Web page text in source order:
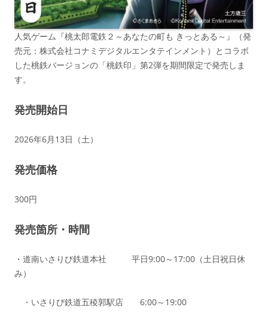
人気ゲーム『桃太郎電鉄２～あなたの町も きっとある～』（発
売元：株式会社コナミデジタルエンタテインメント）とコラボ
した桃鉄バージョンの「桃鉄印」第2弾を期間限定で発売しま
す。
発売開始日
2026年6月13日（土）
発売価格
300円
発売箇所・時間
・道南いさりび鉄道本社 平日9:00～17:00（土日祝日休
み）
・いさりび鉄道五稜郭駅店 6:00～19:00